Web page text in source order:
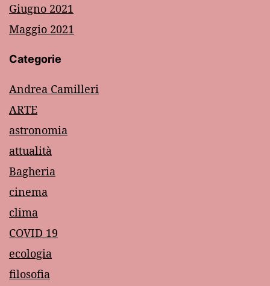
Giugno 2021
Maggio 2021
Categorie
Andrea Camilleri
ARTE
astronomia
attualità
Bagheria
cinema
clima
COVID 19
ecologia
filosofia